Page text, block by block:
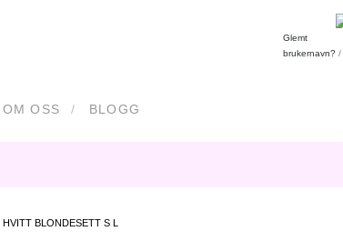
Glemt
brukernavn? /
OM OSS BLOGG
HVITT BLONDESETT S L